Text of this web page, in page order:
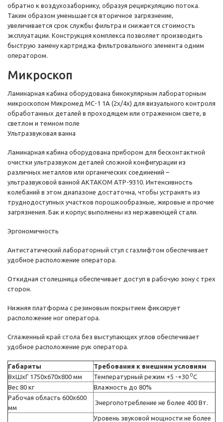
обратно к воздухозаборнику, образуя рециркуляцию потока.
Таким образом уменьшается вторичное загрязнение,
увеличивается срок службы фильтра и снижается стоимость
эксплуатации. Конструкция комплекса позволяет производить
быструю замену картриджа фильтровального элемента одним
оператором.
Микроскоп
Ламинарная кабина оборудована бинокулярным лабораторным
микроскопом Микромед МС-1 1А (2х/4х) для визуального контроля
обработанных деталей в проходящем или отраженном свете, в
светлом и темном поле
Ультразвуковая ванна
Ламинарная кабина оборудована прибором для бесконтактной
очистки ультразвуком деталей сложной конфигурации из
различных металлов или органических соединений –
ультразвуковой ванной АКТАКОМ АТР-9310. Интенсивность
колебаний в этом диапазоне достаточна, чтобы устранять из
труднодоступных участков порошкообразные, жировые и прочие
загрязнения. Бак и корпус выполнены из нержавеющей стали.
Эргономичность
Антистатический лабораторный стул с газлифтом обеспечивает
удобное расположение оператора.
Откидная столешница обеспечивает доступ в рабочую зону с трех
сторон.
Нижняя платформа с резиновым покрытием фиксирует
расположение ног оператора.
Сглаженный край стола без выступающих углов обеспечивает
удобное расположение рук оператора.
Габариты
Требования к внешним условиям
ВхШхГ 1750х670х800 мм
Температурный режим +5 -+30 0С
Вес 80 кг
Влажность до 80%
Рабочая область 600х600
мм
Энергопотребление не более 400 Вт.
Уровень звуковой мощности не более